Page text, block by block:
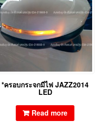
*ครอบกระจกมีไฟ JAZZ2014
LED
Read more